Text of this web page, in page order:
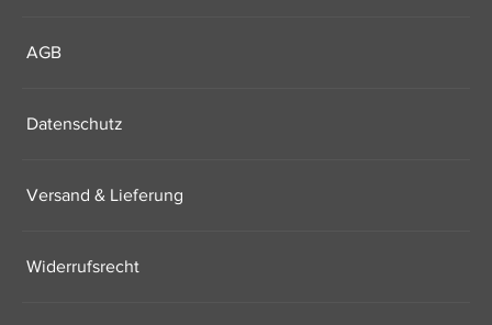
AGB
Datenschutz
Versand & Lieferung
Widerrufsrecht